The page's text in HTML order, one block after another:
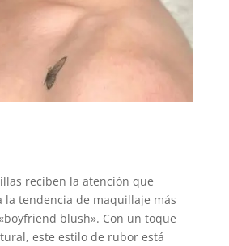
reciben la atención que
la tendencia de maquillaje más
blush». Con un toque
este estilo de rubor está